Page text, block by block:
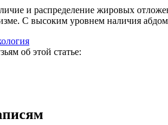
и распределение жировых
С высоким уровнем наличия
об этой статье: